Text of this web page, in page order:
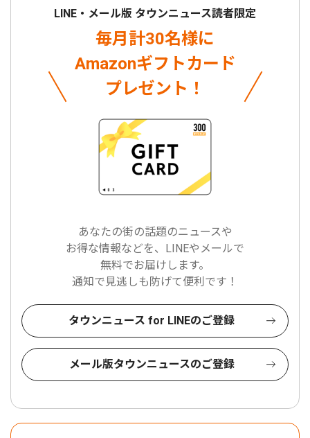
LINE・メール版 タウンニュース読者限定
毎月計30名様に
Amazonギフトカード
プレゼント！
あなたの街の話題のニュースや
お得な情報などを、LINEやメールで
無料でお届けします。
通知で見逃しも防げて便利です！
タウンニュース for LINEのご登録
メール版タウンニュースのご登録